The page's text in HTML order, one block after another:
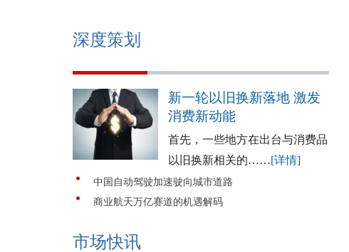
深度策划
新一轮以旧换新落地 激发
消费新动能
首先，一些地方在出台与消费品
以旧换新相关的……[详情]
中国自动驾驶加速驶向城市道路
商业航天万亿赛道的机遇解码
市场快讯